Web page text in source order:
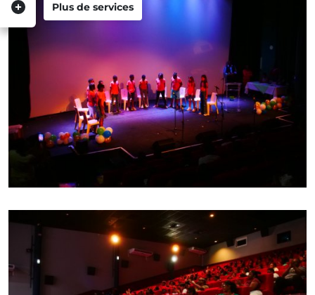
Plus de services